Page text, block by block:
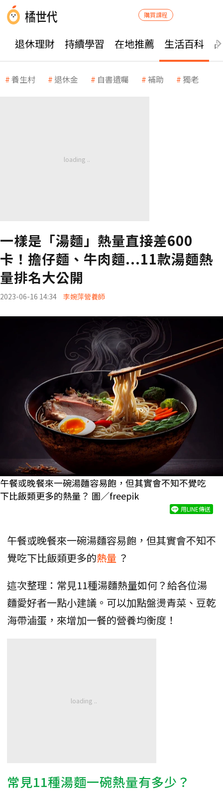
購買課程
退休理財 持續學習 在地推薦 生活百科
養生村 退休金 自書遺囑 補助 獨老
一樣是「湯麵」熱量直接差600
卡！擔仔麵、牛肉麵...11款湯麵熱
量排名大公開
2023-06-16 14:34 李婉萍營養師
午餐或晚餐來一碗湯麵容易飽，但其實會不知不覺吃
下比飯類更多的熱量？ 圖／freepik
用LINE傳送
午餐或晚餐來一碗湯麵容易飽，但其實會不知不
覺吃下比飯類更多的熱量 ？
這次整理：常見11種湯麵熱量如何？給各位湯
麵愛好者一點小建議。可以加點盤燙青菜、豆乾
海帶滷蛋，來增加一餐的營養均衡度！
常見11種湯麵一碗熱量有多少？